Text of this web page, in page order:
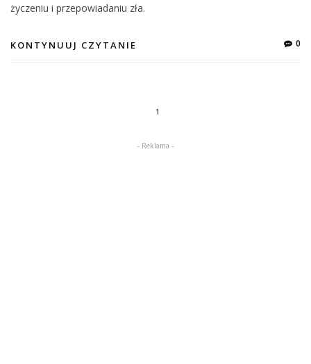
życzeniu i przepowiadaniu zła.
KONTYNUUJ CZYTANIE 0
1
- Reklama -